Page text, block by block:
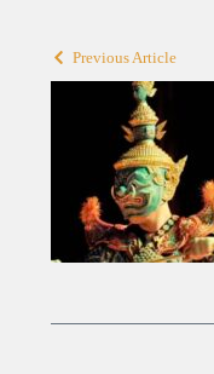
Previous Article